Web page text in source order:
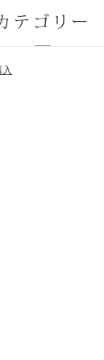
テゴリー